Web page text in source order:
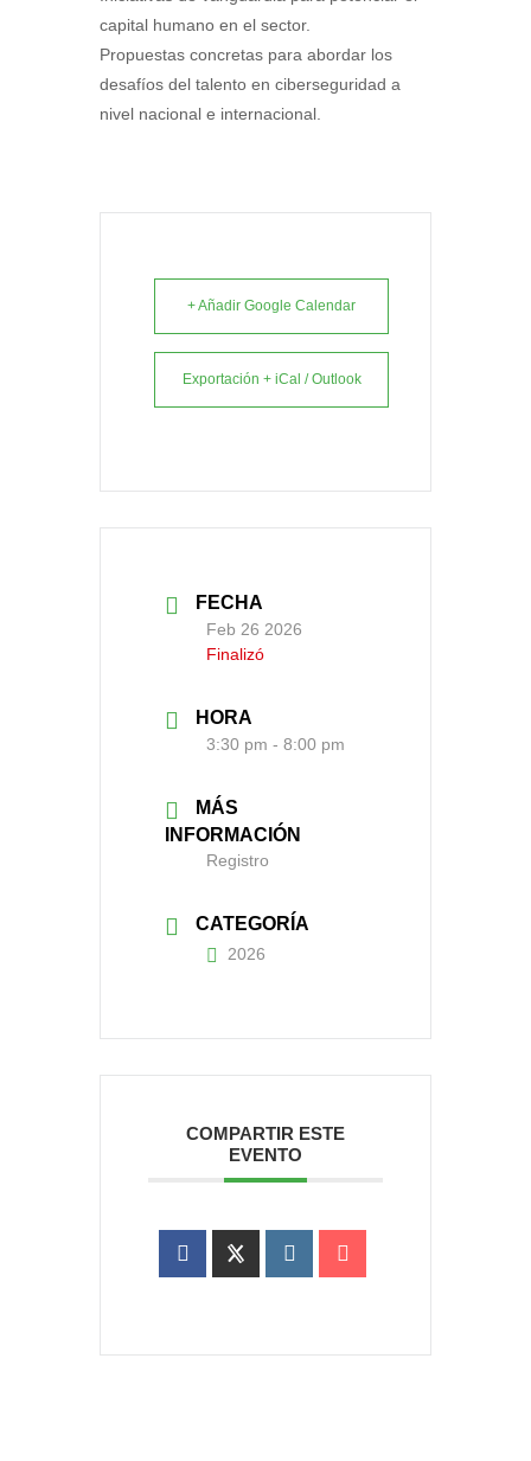
capital humano en el sector.
Propuestas concretas para abordar los
desafíos del talento en ciberseguridad a
nivel nacional e internacional.
+ Añadir Google Calendar
Exportación + iCal / Outlook
FECHA
Feb 26 2026
Finalizó
HORA
3:30 pm - 8:00 pm
MÁS
INFORMACIÓN
Registro
CATEGORÍA
2026
COMPARTIR ESTE
EVENTO